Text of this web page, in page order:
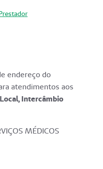
endereço do
atendimentos aos
Intercâmbio
MÉDICOS